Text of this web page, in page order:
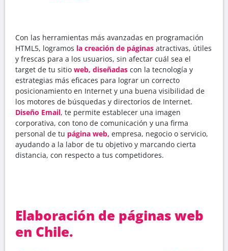
Con las herramientas más avanzadas en programación
HTML5, logramos la creación de páginas atractivas, útiles
y frescas para a los usuarios, sin afectar cuál sea el
target de tu sitio web, diseñadas con la tecnología y
estrategias más eficaces para lograr un correcto
posicionamiento en Internet y una buena visibilidad de
los motores de búsquedas y directorios de Internet.
Diseño Email, te permite establecer una imagen
corporativa, con tono de comunicación y una firma
personal de tu página web, empresa, negocio o servicio,
ayudando a la labor de tu objetivo y marcando cierta
distancia, con respecto a tus competidores.
Elaboración de páginas web
en Chile.